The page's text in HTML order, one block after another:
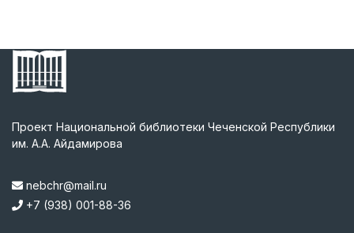
Проект Национальной библиотеки Чеченской Республики
им. А.А. Айдамирова
nebchr@mail.ru
+7 (938) 001-88-36